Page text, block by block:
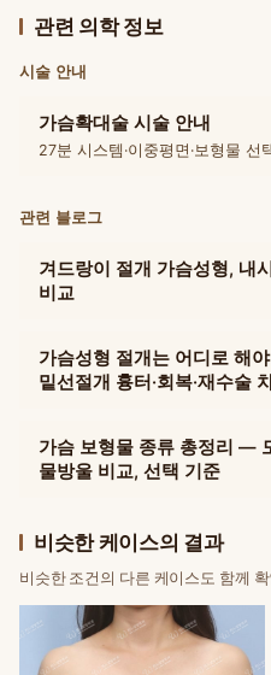
관련 의학 정보
시술 안내
가슴확대술 시술 안내
27분 시스템·이중평면·보형물 선
관련 블로그
겨드랑이 절개 가슴성형, 내
비교
가슴성형 절개는 어디로 해
밑선절개 흉터·회복·재수술
가슴 보형물 종류 총정리 —
물방울 비교, 선택 기준
비슷한 케이스의 결과
비슷한 조건의 다른 케이스도 함께